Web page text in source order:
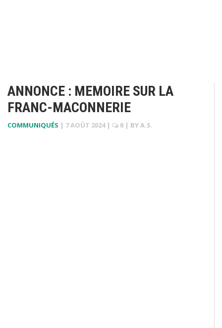
ANNONCE : MEMOIRE SUR LA
FRANC-MACONNERIE
COMMUNIQUÉS | 7 AOÛT 2024 | 0 | BYA.S.